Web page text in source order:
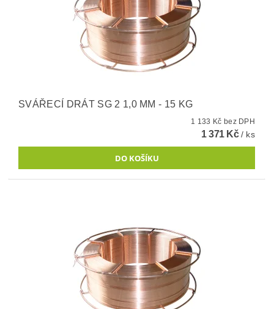
SVÁŘECÍ DRÁT SG 2 1,0 MM - 15 KG
1 133 Kč bez DPH
1 371 Kč/ ks